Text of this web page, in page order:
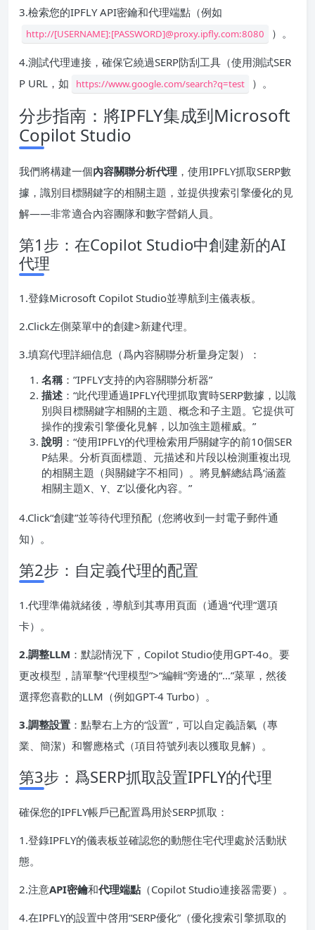
3.檢索您的IPFLY API密鑰和代理端點（例如
http://[USERNAME]:[PASSWORD]@proxy.ipfly.com:8080 ）。
4.測試代理連接，確保它繞過SERP防刮工具（使用測試SER
P URL，如
https://www.google.com/search?q=test ）。
分步指南：將IPFLY集成到Microsoft
Copilot Studio
我們將構建一個內容關聯分析代理 ，使用IPFLY抓取SERP數
據，識別目標關鍵字的相關主題，並提供搜索引擎優化的見
解——非常適合內容團隊和數字營銷人員。
第1步：在Copilot Studio中創建新的AI
代理
1.登錄Microsoft Copilot Studio並導航到主儀表板。
2.Click左側菜單中的創建>新建代理。
3.填寫代理詳細信息（爲內容關聯分析量身定製）：
名稱：”IPFLY支持的內容關聯分析器”
描述 ：“此代理通過IPFLY代理抓取實時SERP數據，以識
別與目標關鍵字相關的主題、概念和子主題。它提供可
操作的搜索引擎優化見解，以加強主題權威。”
說明 ：“使用IPFLY的代理檢索用戶關鍵字的前10個SER
P結果。分析頁面標題、元描述和片段以檢測重複出現
的相關主題（與關鍵字不相同）。將見解總結爲‘涵蓋
相關主題X、Y、Z’以優化內容。”
4.Click“創建”並等待代理預配（您將收到一封電子郵件通
知）。
第2步：自定義代理的配置
1.代理準備就緒後，導航到其專用頁面（通過“代理”選項
卡）。
2.調整LLM ：默認情況下，Copilot Studio使用GPT-4o。要
更改模型，請單擊“代理模型”>“編輯”旁邊的“…”菜單，然後
選擇您喜歡的LLM（例如GPT-4 Turbo）。
3.調整設置 ：點擊右上方的“設置”，可以自定義語氣（專
業、簡潔）和響應格式（項目符號列表以獲取見解）。
第3步：爲SERP抓取設置IPFLY的代理
確保您的IPFLY帳戶已配置爲用於SERP抓取：
1.登錄IPFLY的儀表板並確認您的動態住宅代理處於活動狀
態。
2.注意API密鑰和代理端點 （Copilot Studio連接器需要）。
4.在IPFLY的設置中啓用“SERP優化”（優化搜索引擎抓取的